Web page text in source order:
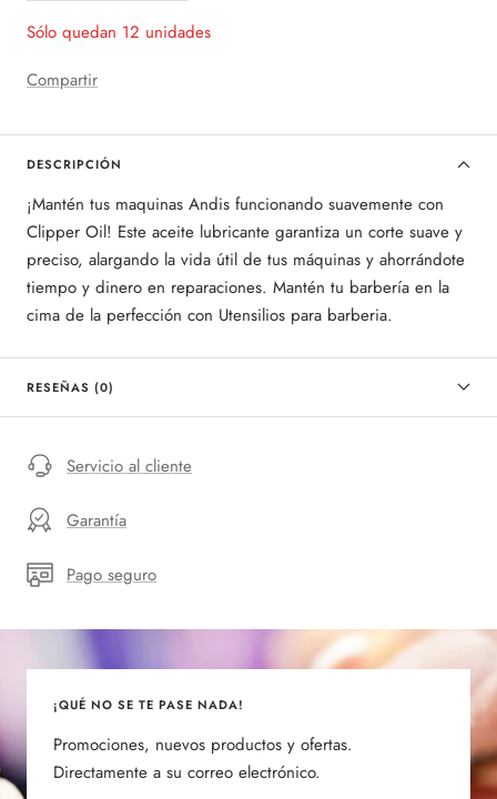
Sólo quedan 12 unidades
Compartir
DESCRIPCIÓN
¡Mantén tus maquinas Andis funcionando suavemente con
Clipper Oil! Este aceite lubricante garantiza un corte suave y
preciso, alargando la vida útil de tus máquinas y ahorrándote
tiempo y dinero en reparaciones. Mantén tu barbería en la
cima de la perfección con Utensilios para barberia.
RESEÑAS (0)
Servicio al cliente
Garantía
Pago seguro
¡QUÉ NO SE TE PASE NADA!
Promociones, nuevos productos y ofertas.
Directamente a su correo electrónico.